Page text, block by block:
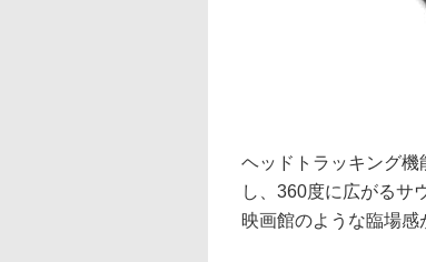
ヘッドトラッキング
し、360度に広がるサ
映画館のような臨場感